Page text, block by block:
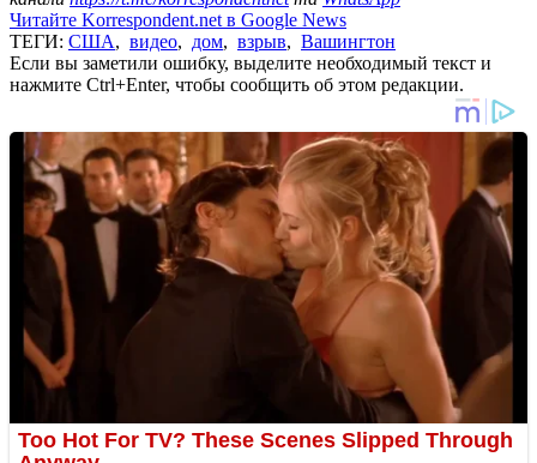
Читайте Korrespondent.net в Google News
ТЕГИ: США, видео, дом, взрыв, Вашингтон
Если вы заметили ошибку, выделите необходимый текст и
нажмите Ctrl+Enter, чтобы сообщить об этом редакции.